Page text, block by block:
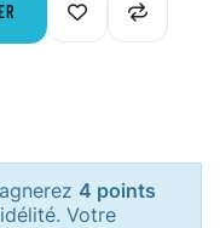
4 points
Votre